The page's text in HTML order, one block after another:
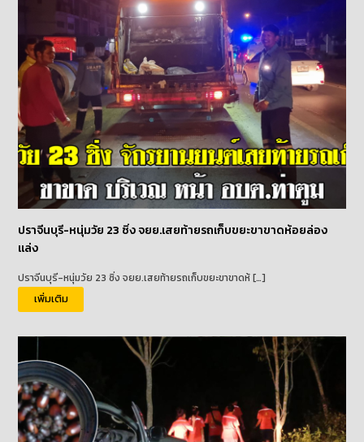
ปราจีนบุรี-หนุ่มวัย 23 ซิ่ง จยย.เสยท้ายรถเก็บขยะขาขาดห้อยล่อง
แล่ง
ปราจีนบุรี-หนุ่มวัย 23 ซิ่ง จยย.เสยท้ายรถเก็บขยะขาขาดห้ […]
เพิ่มเติม